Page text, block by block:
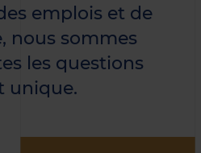
emplois et de
nous sommes
les questions
unique.